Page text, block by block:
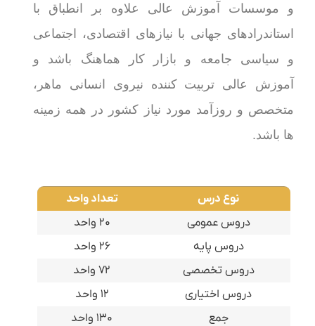
و موسسات آموزش عالی علاوه بر انطباق با
استاندرادهای جهانی با نیازهای اقتصادی، اجتماعی
و سیاسی جامعه و بازار کار هماهنگ باشد و
آموزش عالی تربیت کننده نیروی انسانی ماهر،
متخصص و روزآمد مورد نیاز کشور در همه زمینه
ها باشد.
نوع درس تعداد واحد
دروس عمومی
۲۰ واحد
دروس پایه
۲۶ واحد
دروس تخصصی
۷۲ واحد
دروس اختیاری
۱۲ واحد
جمع
۱۳۰ واحد